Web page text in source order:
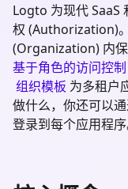
Logto 为现代 SaaS
权 (Authorization)
(Organization) 内
基于角色的访问控制
组织模板 为多租户
做什么，你还可以
登录到每个应用程序